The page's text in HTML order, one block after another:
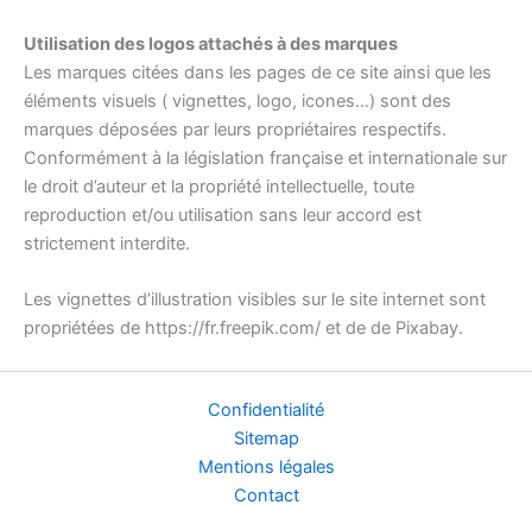
Utilisation des logos attachés à des marques
Les marques citées dans les pages de ce site ainsi que les
éléments visuels ( vignettes, logo, icones…) sont des
marques déposées par leurs propriétaires respectifs.
Conformément à la législation française et internationale sur
le droit d’auteur et la propriété intellectuelle, toute
reproduction et/ou utilisation sans leur accord est
strictement interdite.
Les vignettes d’illustration visibles sur le site internet sont
propriétées de https://fr.freepik.com/ et de de Pixabay.
Confidentialité
Sitemap
Mentions légales
Contact